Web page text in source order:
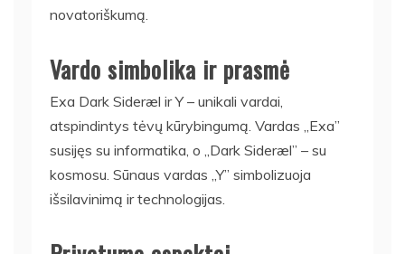
novatoriškumą.
Vardo simbolika ir prasmė
Exa Dark Sideræl ir Y – unikali vardai,
atspindintys tėvų kūrybingumą. Vardas „Exa”
susijęs su informatika, o „Dark Sideræl” – su
kosmosu. Sūnaus vardas „Y” simbolizuoja
išsilavinimą ir technologijas.